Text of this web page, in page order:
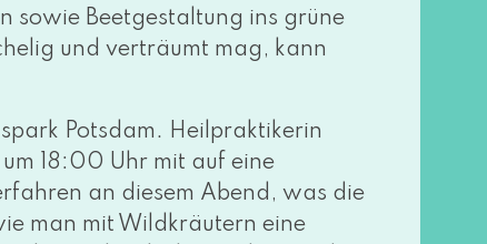
sowie Beetgestaltung ins grü­ne
und ver­träumt mag, kann
Potsdam. Heilpraktikerin
18:00 Uhr mit auf eine
an die­sem Abend, was die
man mit Wildkräutern eine